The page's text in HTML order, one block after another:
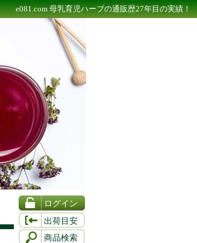
e081.com 母乳育児ハーブの通販歴27年目の実績！
ログイン
出荷目安
商品検索